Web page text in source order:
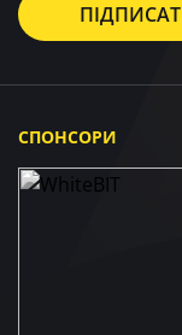
СПОНСОРИ